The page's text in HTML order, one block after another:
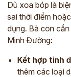
Dù xoa bóp là
sai thời điểm
dụng. Bà con
Minh Đường:
Kết hợp tinh
thêm các loại